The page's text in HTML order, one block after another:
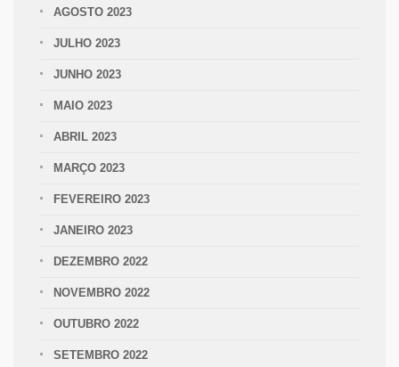
AGOSTO 2023
JULHO 2023
JUNHO 2023
MAIO 2023
ABRIL 2023
MARÇO 2023
FEVEREIRO 2023
JANEIRO 2023
DEZEMBRO 2022
NOVEMBRO 2022
OUTUBRO 2022
SETEMBRO 2022